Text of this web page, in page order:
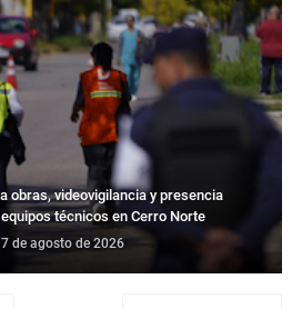
obras, videovigilancia y presencia
técnicos en Cerro Norte
7 de agosto de 2026